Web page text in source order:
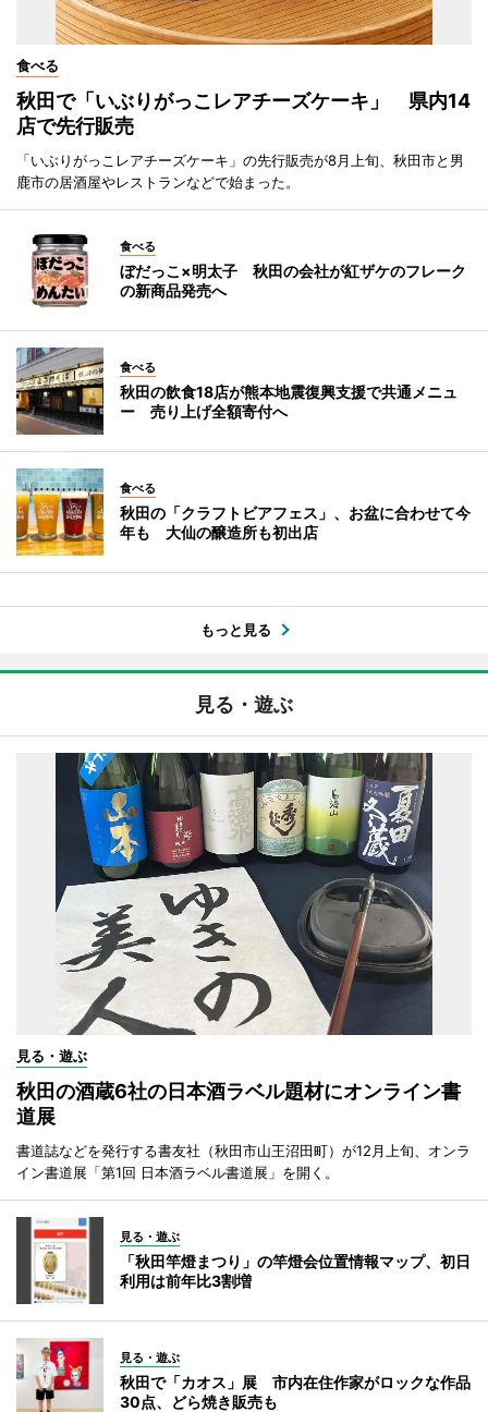
食べる
秋田で「いぶりがっこレアチーズケーキ」 県内14
店で先行販売
「いぶりがっこレアチーズケーキ」の先行販売が8月上旬、秋田市と男
鹿市の居酒屋やレストランなどで始まった。
食べる
ぼだっこ×明太子 秋田の会社が紅ザケのフレーク
の新商品発売へ
食べる
秋田の飲食18店が熊本地震復興支援で共通メニュ
ー 売り上げ全額寄付へ
食べる
秋田の「クラフトビアフェス」、お盆に合わせて今
年も 大仙の醸造所も初出店
もっと見る
見る・遊ぶ
見る・遊ぶ
秋田の酒蔵6社の日本酒ラベル題材にオンライン書
道展
書道誌などを発行する書友社（秋田市山王沼田町）が12月上旬、オンラ
イン書道展「第1回 日本酒ラベル書道展」を開く。
見る・遊ぶ
「秋田竿燈まつり」の竿燈会位置情報マップ、初日
利用は前年比3割増
見る・遊ぶ
秋田で「カオス」展 市内在住作家がロックな作品
30点、どら焼き販売も